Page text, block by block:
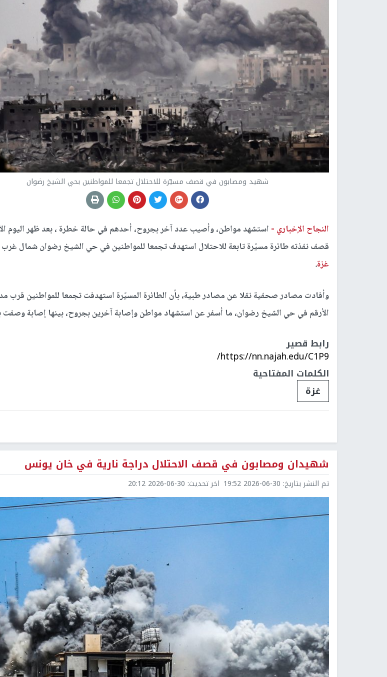
شهيد ومصابون في قصف مسيّرة للاحتلال تجمعا للمواطنين بحي الشيخ رضوان
النجاح الإخباري - استشهد مواطن، وأصيب عدد آخر بجروح، أحدهم في حالة خطرة ، بعد ظهر اليوم
قصف نفذته طائرة مسيّرة تابعة للاحتلال استهدف تجمعا للمواطنين في حي الشيخ رضوان شمال غرب
غزة.
وأفادت مصادر صحفية نقلا عن مصادر طبية، بأن الطائرة المسيّرة استهدفت تجمعا للمواطنين قرب
الأرقم في حي الشيخ رضوان، ما أسفر عن استشهاد مواطن وإصابة آخرين بجروح، بينها إصابة وصفت
رابط قصير
https://nn.najah.edu/C1P9/
الكلمات المفتاحية
غزة
شهيدان ومصابون في قصف الاحتلال دراجة نارية في خان يونس
تم النشر بتاريخ: 2026-06-30 19:52 اخر تحديث: 2026-06-30 20:12